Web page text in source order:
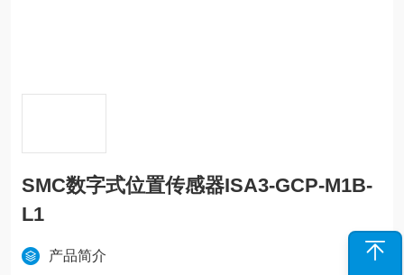
SMC数字式位置传感器ISA3-GCP-M1B-
L1
产品简介